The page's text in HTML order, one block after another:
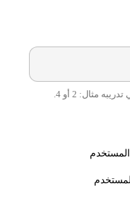
مثال: 2 أو 4.
المستخدم